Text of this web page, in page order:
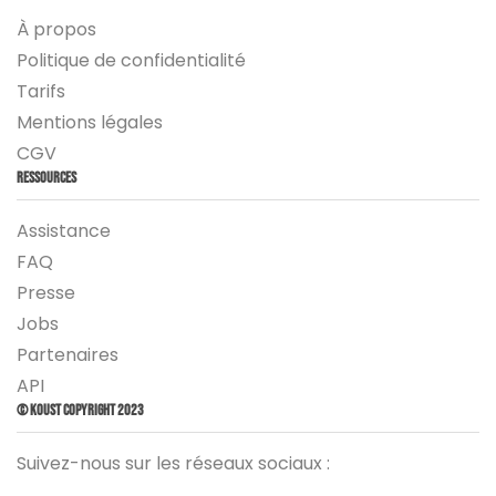
À propos
Politique de confidentialité
Tarifs
Mentions légales
CGV
Ressources
Assistance
FAQ
Presse
Jobs
Partenaires
API
© Koust Copyright 2023
Suivez-nous sur les réseaux sociaux :